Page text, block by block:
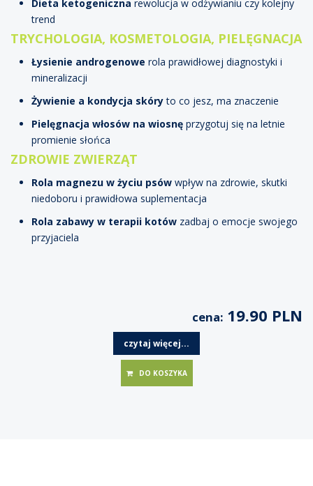
Dieta ketogeniczna rewolucja w odżywianiu czy kolejny
trend
TRYCHOLOGIA, KOSMETOLOGIA, PIELĘGNACJA
Łysienie androgenowe rola prawidłowej diagnostyki i
mineralizacji
Żywienie a kondycja skóryto co jesz, ma znaczenie
Pielęgnacja włosów na wiosnę przygotuj się na letnie
promienie słońca
ZDROWIE ZWIERZĄT
Rola magnezu w życiu psów wpływ na zdrowie, skutki
niedoboru i prawidłowa suplementacja
Rola zabawy w terapii kotów zadbaj o emocje swojego
przyjaciela
cena: 19.90 PLN
czytaj więcej...
DO KOSZYKA